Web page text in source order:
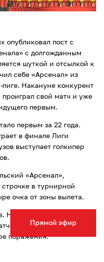
Прямой эфир
опубликовал пост с
с долгожданным
шуткой и отсылкой к
себе «Арсенал» из
Накануне конкурент
свой матч и уже
первым.
первым за 22 года.
в финале Лиги
выступает голкипер
«Арсенал»,
в турнирной
очка от зоны вылета.
На финише сезона
без побед, которая
поражения.